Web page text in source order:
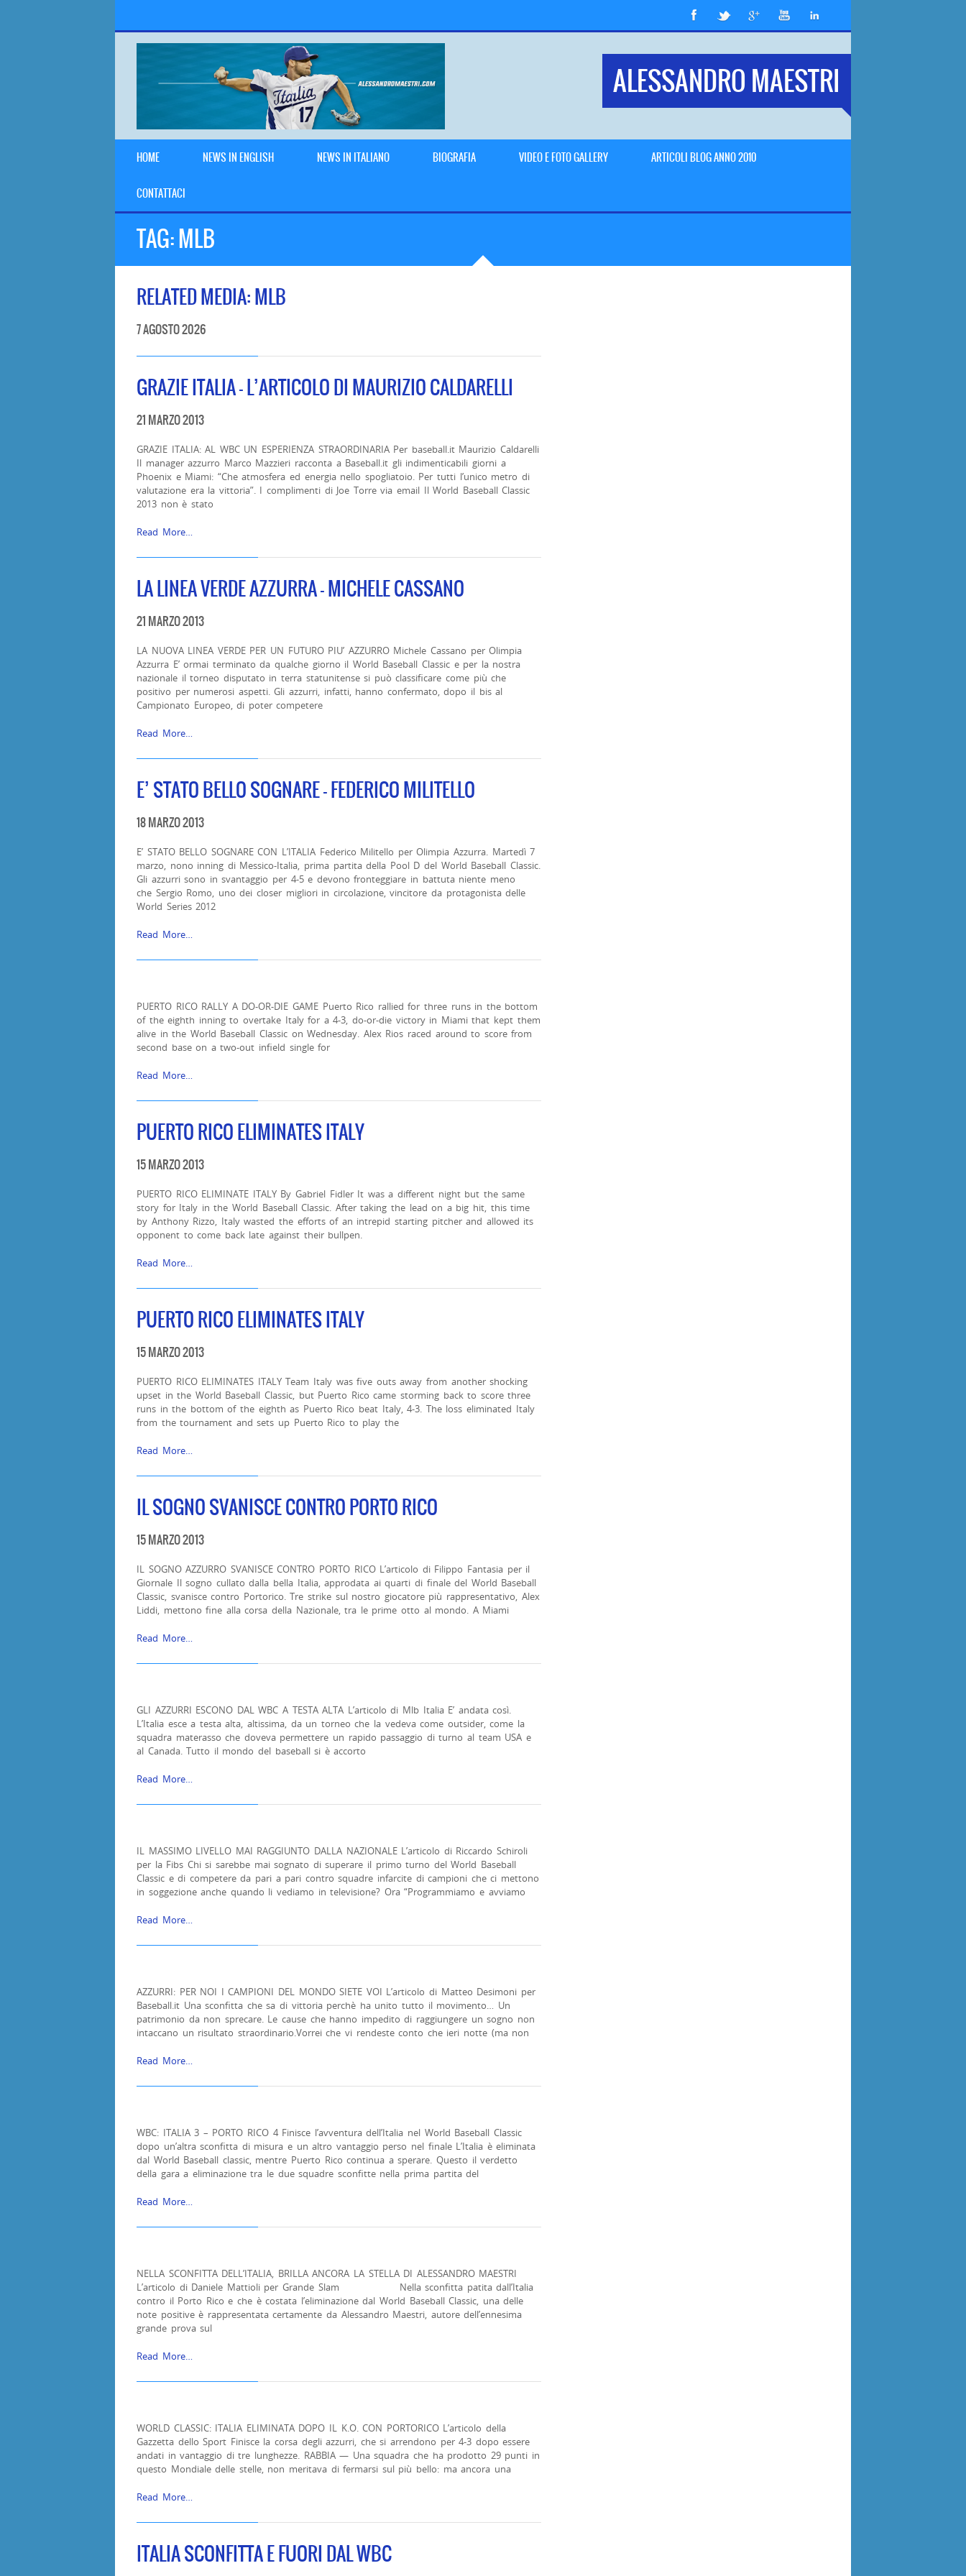
ALESSANDRO MAESTRI
HOME NEWS IN ENGLISH NEWS IN ITALIANO BIOGRAFIA VIDEO E FOTO GALLERY ARTICOLI BLOG ANNO 2010
CONTATTACI
TAG:MLB
RELATED MEDIA: MLB
7 AGOSTO 2026
GRAZIE ITALIA – L’ARTICOLO DI MAURIZIO CALDARELLI
21 MARZO 2013
GRAZIE ITALIA: AL WBC UN ESPERIENZA STRAORDINARIA Per baseball.it Maurizio Caldarelli
Il manager azzurro Marco Mazzieri racconta a Baseball.it gli indimenticabili giorni a
Phoenix e Miami: “Che atmosfera ed energia nello spogliatoio. Per tutti l’unico metro di
valutazione era la vittoria”. I complimenti di Joe Torre via email Il World Baseball Classic
2013 non è stato
Read More…
LA LINEA VERDE AZZURRA – MICHELE CASSANO
21 MARZO 2013
LA NUOVA LINEA VERDE PER UN FUTURO PIU’ AZZURRO Michele Cassano per Olimpia
Azzurra E’ ormai terminato da qualche giorno il World Baseball Classic e per la nostra
nazionale il torneo disputato in terra statunitense si può classificare come più che
positivo per numerosi aspetti. Gli azzurri, infatti, hanno confermato, dopo il bis al
Campionato Europeo, di poter competere
Read More…
E’ STATO BELLO SOGNARE – FEDERICO MILITELLO
18 MARZO 2013
E’ STATO BELLO SOGNARE CON L’ITALIA Federico Militello per Olimpia Azzurra. Martedì 7
marzo, nono inning di Messico-Italia, prima partita della Pool D del World Baseball Classic.
Gli azzurri sono in svantaggio per 4-5 e devono fronteggiare in battuta niente meno
che Sergio Romo, uno dei closer migliori in circolazione, vincitore da protagonista delle
World Series 2012
Read More…
PUERTO RICO RALLY A DO-OR-DIE GAME Puerto Rico rallied for three runs in the bottom
of the eighth inning to overtake Italy for a 4-3, do-or-die victory in Miami that kept them
alive in the World Baseball Classic on Wednesday. Alex Rios raced around to score from
second base on a two-out infield single for
Read More…
PUERTO RICO ELIMINATES ITALY
15 MARZO 2013
PUERTO RICO ELIMINATE ITALY By Gabriel Fidler It was a different night but the same
story for Italy in the World Baseball Classic. After taking the lead on a big hit, this time
by Anthony Rizzo, Italy wasted the efforts of an intrepid starting pitcher and allowed its
opponent to come back late against their bullpen.
Read More…
PUERTO RICO ELIMINATES ITALY
15 MARZO 2013
PUERTO RICO ELIMINATES ITALY Team Italy was five outs away from another shocking
upset in the World Baseball Classic, but Puerto Rico came storming back to score three
runs in the bottom of the eighth as Puerto Rico beat Italy, 4-3. The loss eliminated Italy
from the tournament and sets up Puerto Rico to play the
Read More…
IL SOGNO SVANISCE CONTRO PORTO RICO
15 MARZO 2013
IL SOGNO AZZURRO SVANISCE CONTRO PORTO RICO L’articolo di Filippo Fantasia per il
Giornale Il sogno cullato dalla bella Italia, approdata ai quarti di finale del World Baseball
Classic, svanisce contro Portorico. Tre strike sul nostro giocatore più rappresentativo, Alex
Liddi, mettono fine alla corsa della Nazionale, tra le prime otto al mondo. A Miami
Read More…
GLI AZZURRI ESCONO DAL WBC A TESTA ALTA L’articolo di Mlb Italia E’ andata così.
L’Italia esce a testa alta, altissima, da un torneo che la vedeva come outsider, come la
squadra materasso che doveva permettere un rapido passaggio di turno al team USA e
al Canada. Tutto il mondo del baseball si è accorto
Read More…
IL MASSIMO LIVELLO MAI RAGGIUNTO DALLA NAZIONALE L’articolo di Riccardo Schiroli
per la Fibs Chi si sarebbe mai sognato di superare il primo turno del World Baseball
Classic e di competere da pari a pari contro squadre infarcite di campioni che ci mettono
in soggezione anche quando li vediamo in televisione? Ora “Programmiamo e avviamo
Read More…
AZZURRI: PER NOI I CAMPIONI DEL MONDO SIETE VOI L’articolo di Matteo Desimoni per
Baseball.it Una sconfitta che sa di vittoria perchè ha unito tutto il movimento… Un
patrimonio da non sprecare. Le cause che hanno impedito di raggiungere un sogno non
intaccano un risultato straordinario.Vorrei che vi rendeste conto che ieri notte (ma non
Read More…
WBC: ITALIA 3 – PORTO RICO 4 Finisce l’avventura dell’Italia nel World Baseball Classic
dopo un’altra sconfitta di misura e un altro vantaggio perso nel finale L’Italia è eliminata
dal World Baseball classic, mentre Puerto Rico continua a sperare. Questo il verdetto
della gara a eliminazione tra le due squadre sconfitte nella prima partita del
Read More…
NELLA SCONFITTA DELL’ITALIA, BRILLA ANCORA LA STELLA DI ALESSANDRO MAESTRI
L’articolo di Daniele Mattioli per Grande Slam Nella sconfitta patita dall’Italia
contro il Porto Rico e che è costata l’eliminazione dal World Baseball Classic, una delle
note positive è rappresentata certamente da Alessandro Maestri, autore dell’ennesima
grande prova sul
Read More…
WORLD CLASSIC: ITALIA ELIMINATA DOPO IL K.O. CON PORTORICO L’articolo della
Gazzetta dello Sport Finisce la corsa degli azzurri, che si arrendono per 4-3 dopo essere
andati in vantaggio di tre lunghezze. RABBIA — Una squadra che ha prodotto 29 punti in
questo Mondiale delle stelle, non meritava di fermarsi sul più bello: ma ancora una
Read More…
ITALIA SCONFITTA E FUORI DAL WBC